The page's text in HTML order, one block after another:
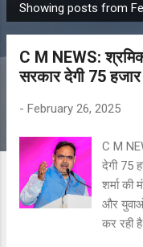
P
o
Showing posts from
C M NEWS:
सरकार देगी 75
- February 26, 2025
C M
देगी 75
शर्मा की
और
कर रही